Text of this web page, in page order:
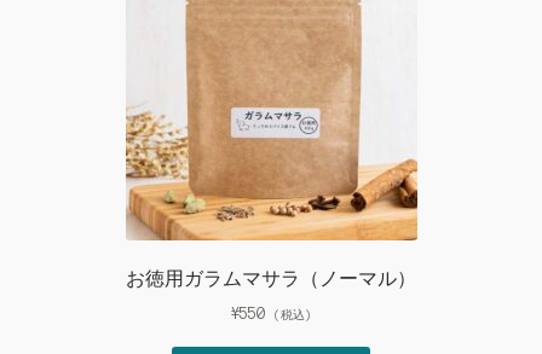
お徳用ガラムマサラ（ノーマル）
¥550 (税込)